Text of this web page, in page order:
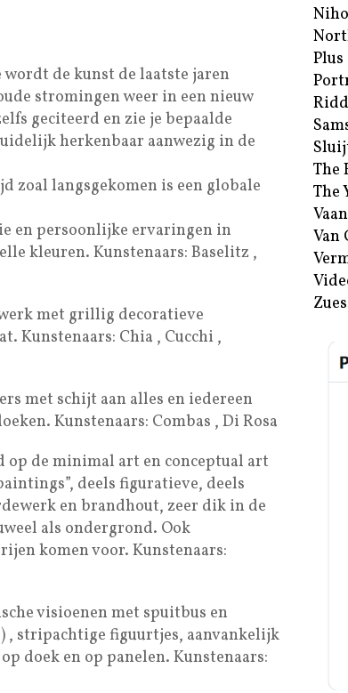
de kunst de laatste jaren
stromingen weer in een nieuw
geciteerd en zie je bepaalde
herkenbaar aanwezig in de
zoal langsgekomen is een globale
en persoonlijke ervaringen in
kleuren. Kunstenaars: Baselitz ,
met grillig decoratieve
Kunstenaars: Chia , Cucchi ,
met schijt aan alles en iedereen
Kunstenaars: Combas , Di Rosa
op de minimal art en conceptual art
deels figuratieve, deels
en brandhout, zeer dik in de
als ondergrond. Ook
komen voor. Kunstenaars:
visioenen met spuitbus en
, stripachtige figuurtjes, aanvankelijk
doek en op panelen. Kunstenaars:
Plus
The
The
Van